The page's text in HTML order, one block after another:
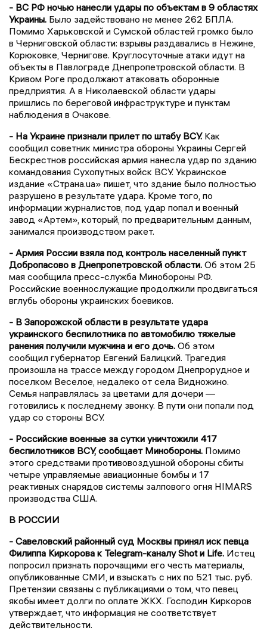
- ВС РФ ночью нанесли удары по объектам в 9 областях
Украины. Было задействовано не менее 262 БПЛА.
Помимо Харьковской и Сумской областей громко было
в Черниговской области: взрывы раздавались в Нежине,
Корюковке, Чернигове. Круглосуточные атаки идут на
объекты в Павлограде Днепропетровской области. В
Кривом Роге продолжают атаковать оборонные
предприятия. А в Николаевской области удары
пришлись по береговой инфраструктуре и пунктам
наблюдения в Очакове.
- На Украине признали прилет по штабу ВСУ.Как
сообщил советник министра обороны Украины Сергей
Бескрестнов российская армия нанесла удар по зданию
командования Сухопутных войск ВСУ. Украинское
издание «Страна.ua» пишет, что здание было полностью
разрушено в результате удара. Кроме того, по
информации журналистов, под удар попал и военный
завод «Артем», который, по предварительным данным,
занимался производством ракет.
- Армия России взяла под контроль населенный пункт
Добропасово в Днепропетровской области. Об этом 25
мая сообщила пресс-служба Минобороны РФ.
Российские военнослужащие продолжили продвигаться
вглубь обороны украинских боевиков.
- В Запорожской области в результате удара
украинского беспилотника по автомобилю тяжелые
ранения получили мужчина и его дочь. Об этом
сообщил губернатор Евгений Балицкий. Трагедия
произошла на трассе между городом Днепрорудное и
поселком Веселое, недалеко от села Видножино.
Семья направлялась за цветами для дочери —
готовились к последнему звонку. В пути они попали под
удар со стороны ВСУ.
- Российские военные за сутки уничтожили 417
беспилотников ВСУ, сообщает Минобороны. Помимо
этого средствами противовоздушной обороны сбиты
четыре управляемые авиационные бомбы и 17
реактивных снарядов системы залпового огня HIMARS
производства США.
В РОССИИ
- Савеловский районный суд Москвы принял иск певца
Филиппа Киркорова к Telegram-каналу Shot и Life. Истец
попросил признать порочащими его честь материалы,
опубликованные СМИ, и взыскать с них по 521 тыс. руб.
Претензии связаны с публикациями о том, что певец
якобы имеет долги по оплате ЖКХ. Господин Киркоров
утверждает, что информация не соответствует
действительности.